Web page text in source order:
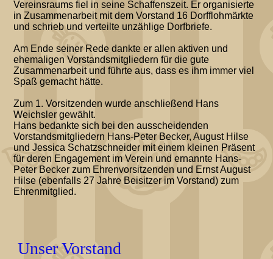
Vereinsraums fiel in seine Schaffenszeit. Er organisierte
in Zusammenarbeit mit dem Vorstand 16 Dorfflohmärkte
und schrieb und verteilte unzählige Dorfbriefe.
Am Ende seiner Rede dankte er allen aktiven und
ehemaligen Vorstandsmitgliedern für die gute
Zusammenarbeit und führte aus, dass es ihm immer viel
Spaß gemacht hätte.
Zum 1. Vorsitzenden wurde anschließend Hans
Weichsler gewählt.
Hans bedankte sich bei den ausscheidenden
Vorstandsmitgliedern Hans-Peter Becker, August Hilse
und Jessica Schatzschneider mit einem kleinen Präsent
für deren Engagement im Verein und ernannte Hans-
Peter Becker zum Ehrenvorsitzenden und Ernst August
Hilse (ebenfalls 27 Jahre Beisitzer im Vorstand) zum
Ehrenmitglied.
Unser Vorstand